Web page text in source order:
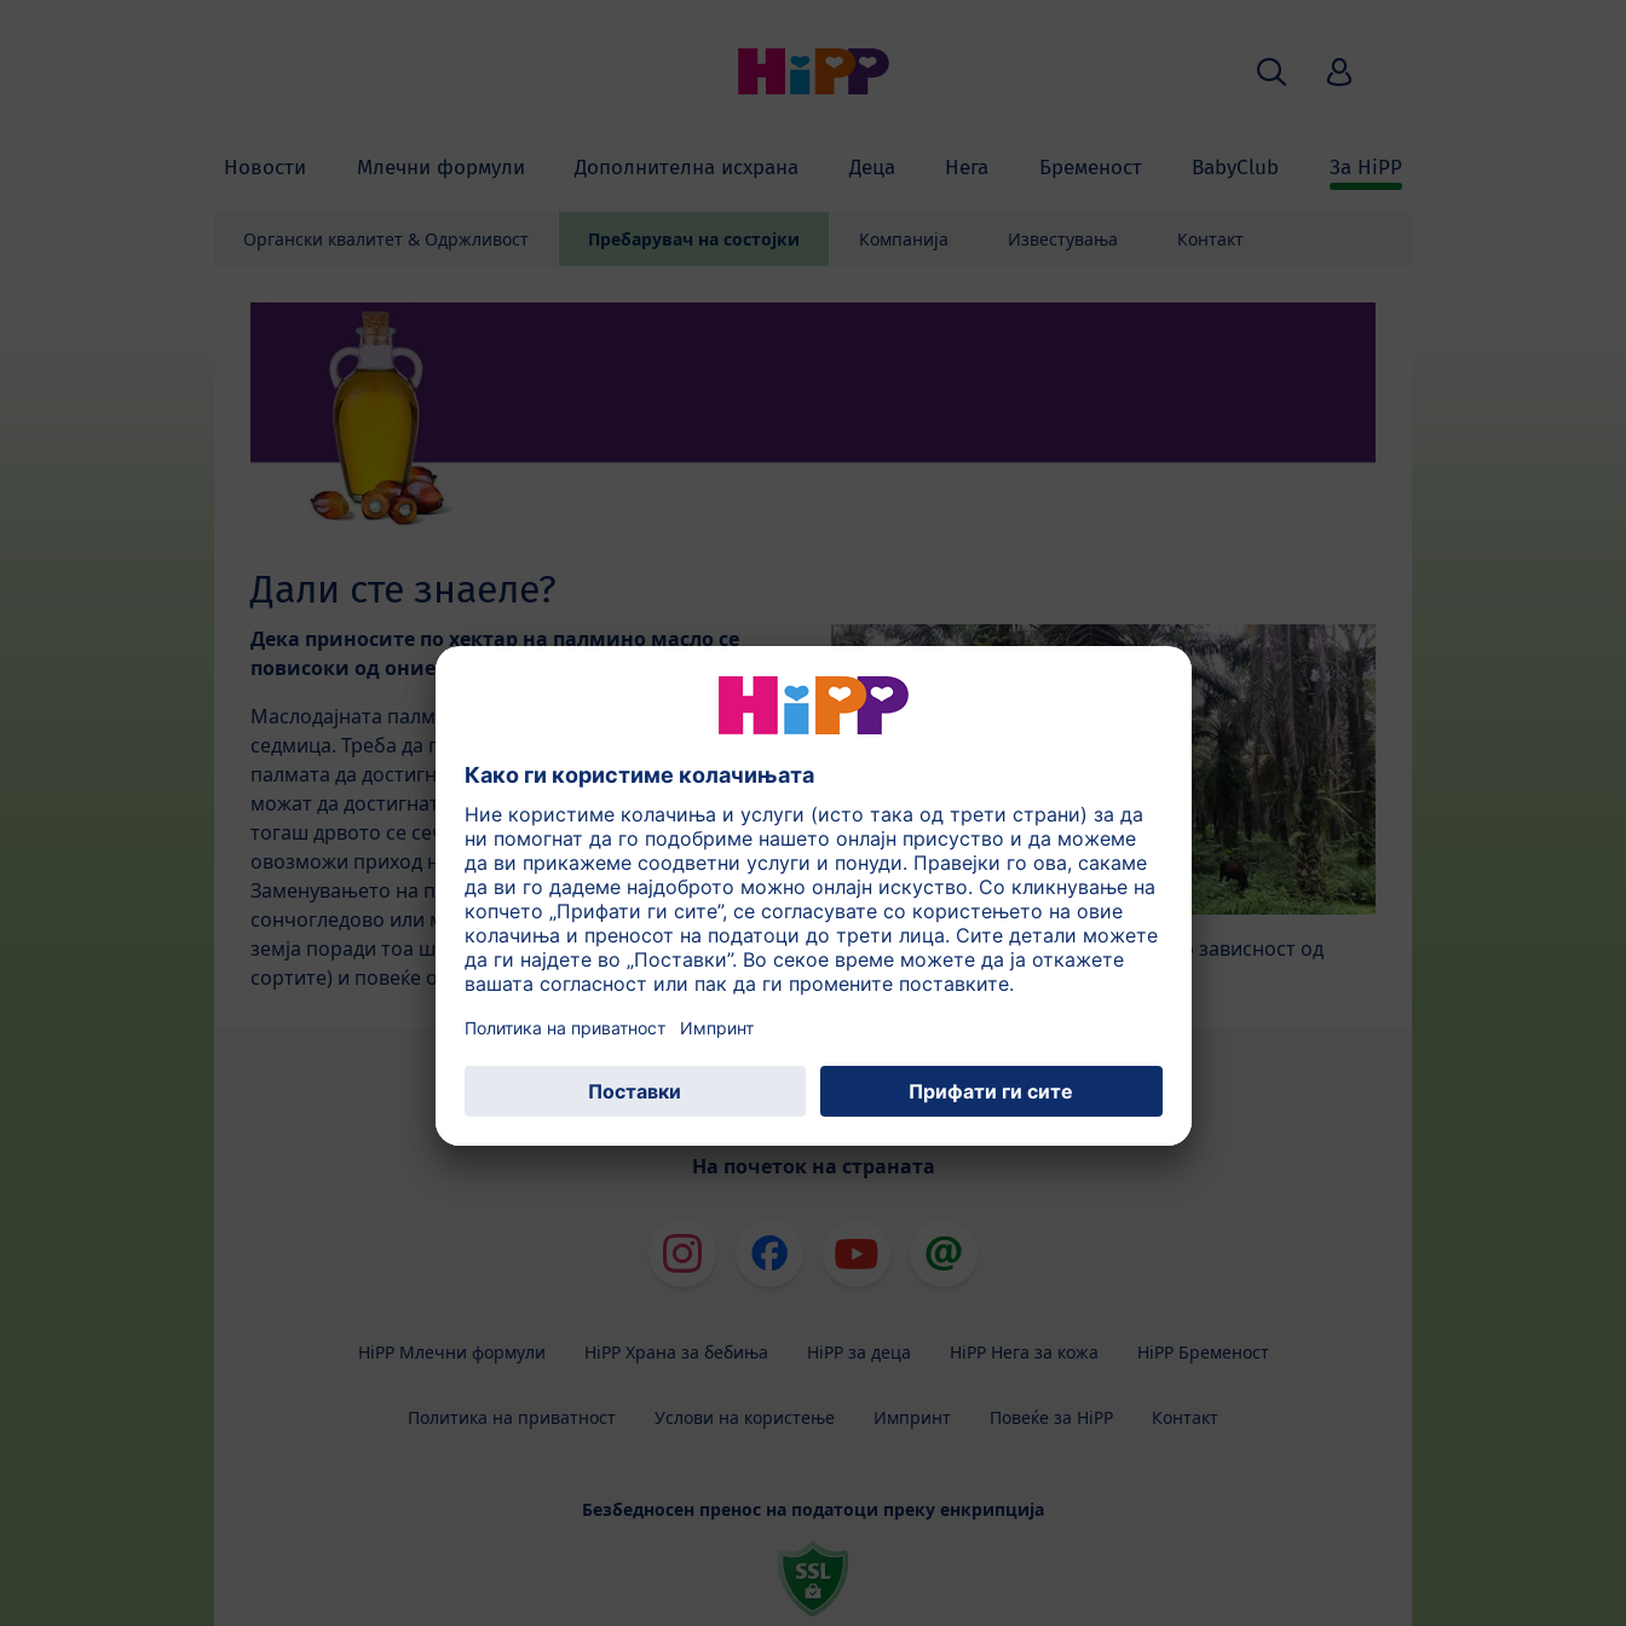
Новости Млечни формули Дополнителна исхрана Деца Нега Бременост BabyClub За HiPP
Пребарување
HiPP Babyclub
Органски квалитет & Одржливост Пребарувач на состојки Компанија Известувања Контакт
Дали сте знаеле?
Дека приносите по хектар на палмино масло се
повисоки од оние на соино масло?
Маслодајната палма носи плодови на секоја една
седмица. Треба да поминат повеќе од 30 години за
палмата да достигне висина на која фармерите веќе не
можат да достигнат да ги соберат плодовите. Дури
тогаш дрвото се сече и се заменува со ново кое ќе
овозможи приход на семејствата за следните 30 години.
Заменувањето на палминото масло со кокосово, соино,
сончогледово или масло од репка би барало повеќе
земја поради тоа што приходите од палмино масло се десет пати повисоки од сончогледовото (во зависност од
сортите) и повеќе од десет пати повисоки од соиното масло.
На почеток на страната
HiPP Млечни формули HiPP Храна за бебиња HiPP за деца HiPP Нега за кожа HiPP Бременост
Политика на приватност Услови на користење Импринт Повеќе за HiPP Контакт
Безбедносен пренос на податоци преку енкрипција